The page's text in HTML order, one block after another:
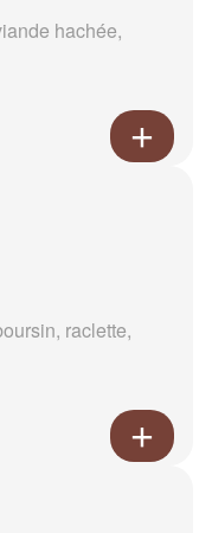
hachée,
raclette,